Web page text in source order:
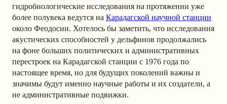
гидробиологические исследования на протяжении уже
более полувека ведутся на Карадагской научной станции
около Феодосии. Хотелось бы заметить, что исследования
акустических способностей у дельфинов продолжались
на фоне больших политических и административных
перестроек на Карадагской станции с 1976 года по
настоящее время, но для будущих поколений важны и
значимы будут именно научные работы и их создатели, а
не административные подвижки.